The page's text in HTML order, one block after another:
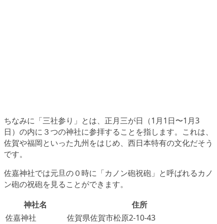
ちなみに「三社参り」とは、正月三が日（1月1日〜1月3
日）の内に３つの神社に参拝することを指します。これは、
佐賀や福岡といった九州をはじめ、西日本特有の文化だそう
です。
佐嘉神社では元旦の０時に「カノン砲祝砲」と呼ばれるカノ
ン砲の祝砲を見ることができます。
神社名
住所
佐嘉神社
佐賀県佐賀市松原2-10-43